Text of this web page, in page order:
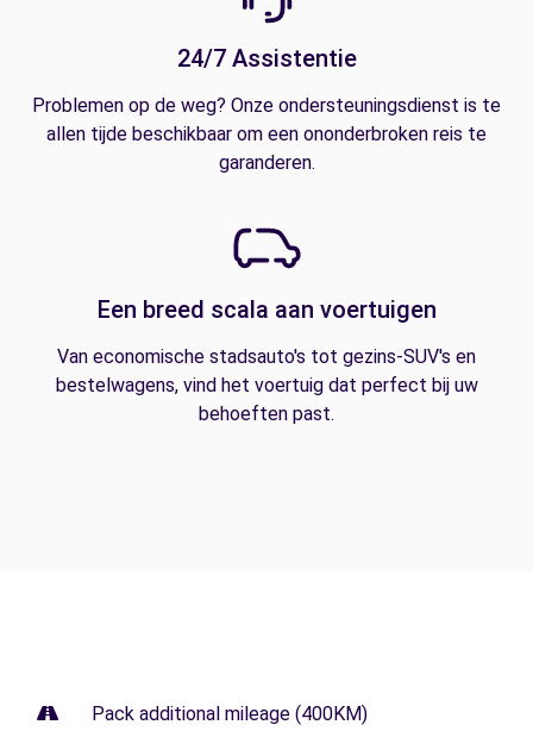
24/7 Assistentie
Problemen op de weg? Onze ondersteuningsdienst is te
allen tijde beschikbaar om een ononderbroken reis te
garanderen.
Een breed scala aan voertuigen
Van economische stadsauto's tot gezins-SUV's en
bestelwagens, vind het voertuig dat perfect bij uw
behoeften past.
Pack additional mileage (400KM)